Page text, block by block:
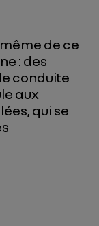
même de ce
: des
conduite
aux
qui se